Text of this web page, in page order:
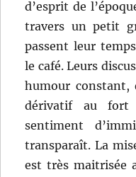
d’esprit de
travers un petit
passent leur
le café. Leurs
humour constant,
dérivatif au fort
sentiment
transparaît. La
est très maitrisée